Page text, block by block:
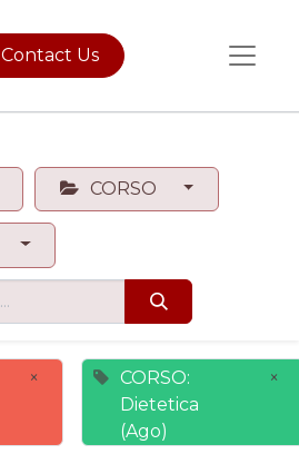
Contact Us
CORSO
×
CORSO:
Dietetica
(Ago)
×